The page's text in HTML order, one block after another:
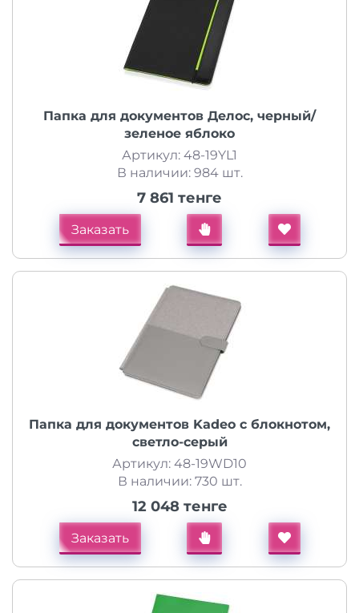
Папка для документов Делос, черный/
зеленое яблоко
Артикул: 48-19YL1
В наличии: 984 шт.
7 861 тенге
Заказать
Папка для документов Kadeo с блокнотом,
светло-серый
Артикул: 48-19WD10
В наличии: 730 шт.
12 048 тенге
Заказать